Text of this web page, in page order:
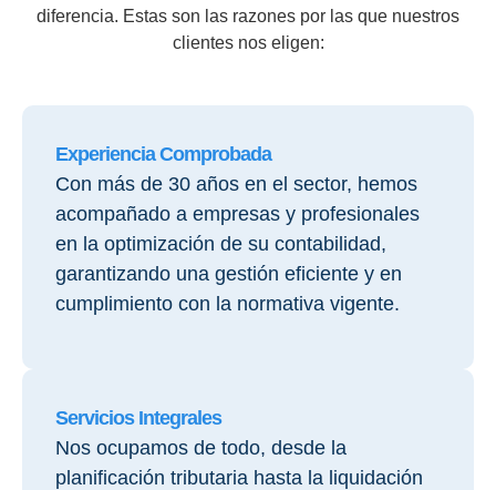
diferencia. Estas son las razones por las que nuestros
clientes nos eligen:
Experiencia Comprobada
Con más de 30 años en el sector, hemos
acompañado a empresas y profesionales
en la optimización de su contabilidad,
garantizando una gestión eficiente y en
cumplimiento con la normativa vigente.
Servicios Integrales
Nos ocupamos de todo, desde la
planificación tributaria hasta la liquidación